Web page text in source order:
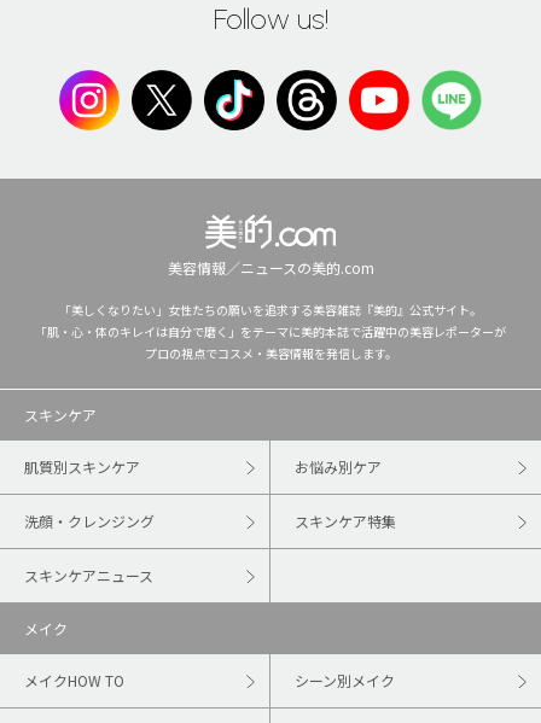
Follow us!
美容情報／ニュースの美的.com
「美しくなりたい」女性たちの願いを追求する美容雑誌『美的』公式サイト。
「肌・心・体のキレイは自分で磨く」をテーマに美的本誌で活躍中の美容レポーターが
プロの視点でコスメ・美容情報を発信します。
スキンケア
肌質別スキンケア お悩み別ケア
洗顔・クレンジング スキンケア特集
スキンケアニュース
メイク
メイクHOW TO シーン別メイク